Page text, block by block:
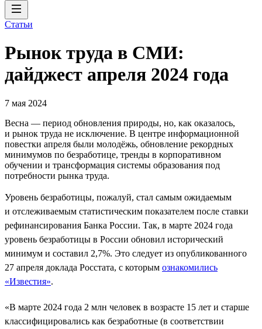
Статьи
Рынок труда в СМИ:
дайджест апреля 2024 года
7 мая 2024
Весна — период обновления природы, но, как оказалось,
и рынок труда не исключение. В центре информационной
повестки апреля были молодёжь, обновление рекордных
минимумов по безработице, тренды в корпоративном
обучении и трансформация системы образования под
потребности рынка труда.
Уровень безработицы, пожалуй, стал самым ожидаемым
и отслеживаемым статистическим показателем после ставки
рефинансирования Банка России. Так, в марте 2024 года
уровень безработицы в России обновил исторический
минимум и составил 2,7%. Это следует из опубликованного
27 апреля доклада Росстата, с которым ознакомились
«Известия».
«В марте 2024 года 2 млн человек в возрасте 15 лет и старше
классифицировались как безработные (в соответствии